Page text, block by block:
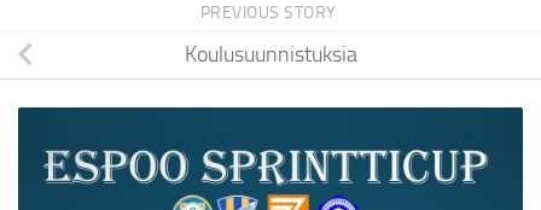
PREVIOUS STORY
Koulusuunnistuksia